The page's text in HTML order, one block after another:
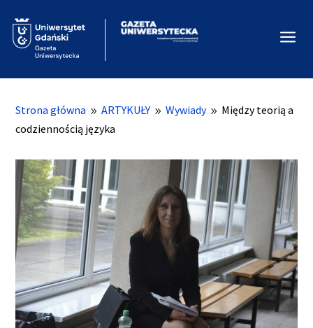
a
Strona główna 9 ARTYKUŁY 9 Wywiady 9 Między teorią a
codziennością języka